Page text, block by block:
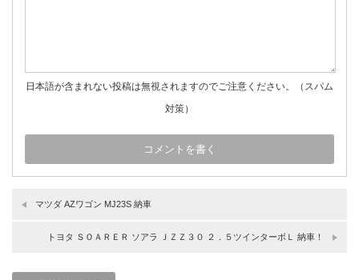
日本語が含まれない投稿は無視されますのでご注意ください。（スパム
対策）
マツダ AZワゴン MJ23S 納車
トヨタ ＳＯＡＲＥＲ ソアラ ＪＺＺ３０ ２．５ツインターボＬ 納車！